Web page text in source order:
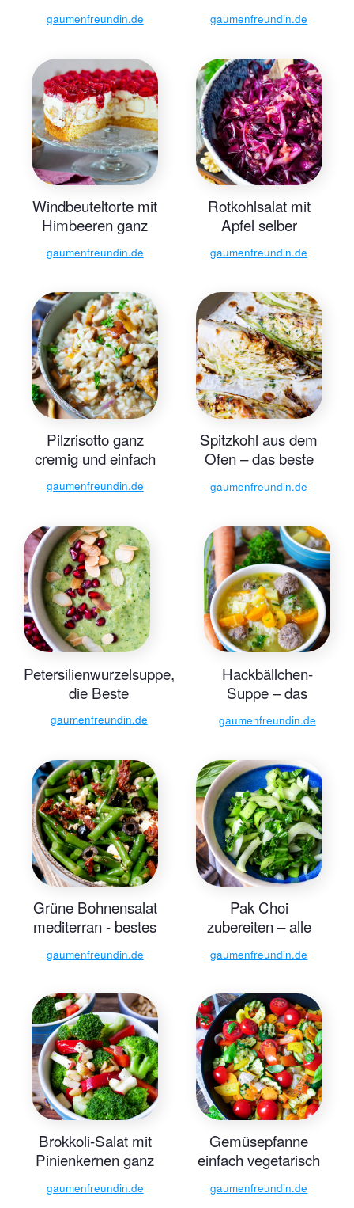
gaumenfreundin.de gaumenfreundin.de
Windbeuteltorte mit
Himbeeren ganz
einfach
gaumenfreundin.de
Rotkohlsalat mit
Apfel selber
machen
gaumenfreundin.de
Pilzrisotto ganz
cremig und einfach
gaumenfreundin.de
Spitzkohl aus dem
Ofen – das beste
gaumenfreundin.de
Petersilienwurzelsuppe,
die Beste
gaumenfreundin.de
Hackbällchen-
Suppe – das
einfache Rezept
gaumenfreundin.de
Grüne Bohnensalat
mediterran - bestes
gaumenfreundin.de
Pak Choi
zubereiten – alle
gaumenfreundin.de
Brokkoli-Salat mit
Pinienkernen ganz
gaumenfreundin.de
Gemüsepfanne
einfach vegetarisch
gaumenfreundin.de